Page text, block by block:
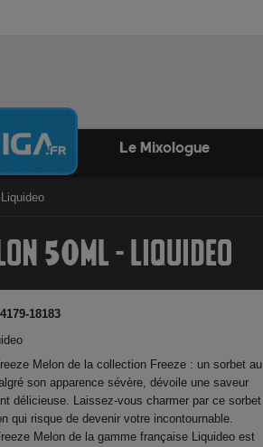
Le Mixologue
50ML - LIQUIDEO
18183
Melon de la collection Freeze : un sorbet au
son apparence sévère, dévoile une saveur
délicieuse. Laissez-vous charmer par ce sorbet
qui risque de devenir votre incontournable.
Melon de la gamme française Liquideo est